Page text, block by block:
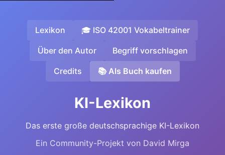
Lexikon 🎓 ISO 42001 Vokabeltrainer
Über den Autor Begriff vorschlagen
Credits 📚 Als Buch kaufen
KI-Lexikon
Das erste große deutschsprachige KI-Lexikon
Ein Community-Projekt von David Mirga